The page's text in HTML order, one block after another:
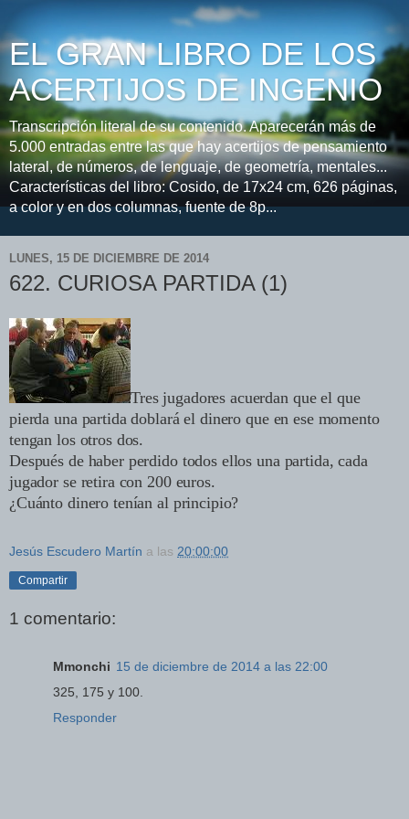
EL GRAN LIBRO DE LOS
ACERTIJOS DE INGENIO
Transcripción literal de su contenido. Aparecerán más de
5.000 entradas entre las que hay acertijos de pensamiento
lateral, de números, de lenguaje, de geometría, mentales...
Características del libro: Cosido, de 17x24 cm, 626 páginas,
a color y en dos columnas, fuente de 8p...
LUNES, 15 DE DICIEMBRE DE 2014
622. CURIOSA PARTIDA (1)
Tres jugadores acuerdan que el que
pierda una partida doblará el dinero que en ese momento
tengan los otros dos.
Después de haber perdido todos ellos una partida, cada
jugador se retira con 200 euros.
¿Cuánto dinero tenían al principio?
Jesús Escudero Martín a las 20:00:00
Compartir
1 comentario:
Mmonchi 15 de diciembre de 2014 a las 22:00
325, 175 y 100.
Responder